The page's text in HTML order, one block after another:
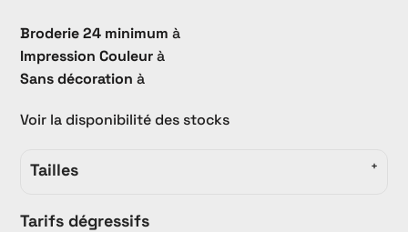
Broderie 24 minimum à
Impression Couleurà
Sans décoration à
Voir la disponibilité des stocks
Tailles
Tarifs dégressifs